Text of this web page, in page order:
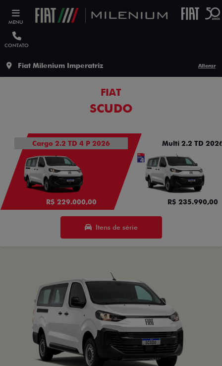
MENU
CONTATO
Fiat Milenium Imperatriz Alterar
FIAT
SCUDO
Cargo 2.2 TD 4 P 2026
R$ 229.000,00
Multi 2.2 TD
R$ 235.990,00
Itens de série